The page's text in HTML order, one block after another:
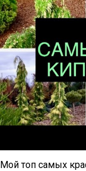
Мой топ самых